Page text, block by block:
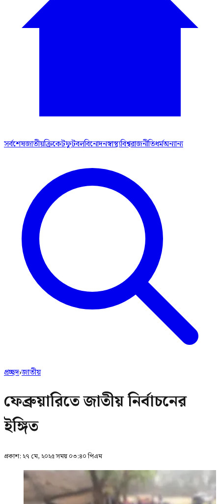
সর্বশেষজাতীয়ক্রিকেটফুটবলবিনোদনস্বাস্থ্যবিশ্বরাজনীতিধর্মঅন্যান্য
প্রচ্ছদ›জাতীয়
ফেব্রুয়ারিতে জাতীয় নির্বাচনের
ইঙ্গিত
প্রকাশ: ২৭ মে, ২০২৫ সময় ০৩:৪০ পিএম